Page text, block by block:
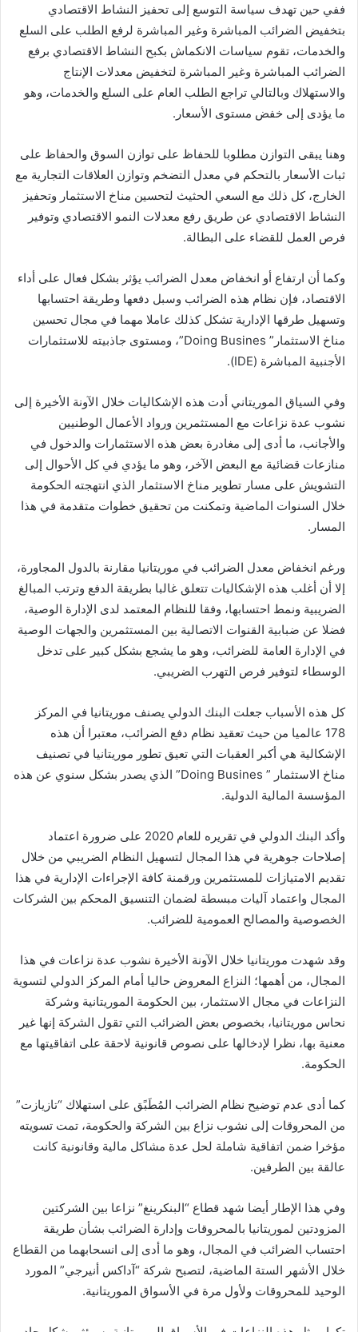
ففي حين تهدف سياسة التوسع إلى تحفيز النشاط الاقتصادي
بتخفيض الضرائب المباشرة وغير المباشرة لرفع الطلب على السلع
والخدمات، تقوم سياسات الانكماش بكبح النشاط الاقتصادي برفع
الضرائب المباشرة وغير المباشرة لتخفيض معدلات الإنتاج
والاستهلاك وبالتالي تراجع الطلب العام على السلع والخدمات، وهو
ما يؤدى إلى خفض مستوى الأسعار.
وهنا يبقى التوازن مطلوبا للحفاظ على توازن السوق والحفاظ على
ثبات الأسعار بالتحكم في معدل التضخم وتوازن العلاقات التجارية مع
الخارج، كل ذلك مع السعي الحثيث لتحسين مناخ الاستثمار وتحفيز
النشاط الاقتصادي عن طريق رفع معدلات النمو الاقتصادي وتوفير
فرص العمل للقضاء على البطالة.
وكما أن ارتفاع أو انخفاض معدل الضرائب يؤثر بشكل فعال على أداء
الاقتصاد، فإن نظام هذه الضرائب وسبل دفعها وطريقة احتسابها
وتسهيل طرقها الإدارية تشكل كذلك عاملا مهما في مجال تحسين
مناخ الاستثمار” Doing Busines”، ومستوى جاذبيته للاستثمارات
الأجنبية المباشرة (IDE).
وفي السياق الموريتاني أدت هذه الإشكاليات خلال الآونة الأخيرة إلى
نشوب عدة نزاعات مع المستثمرين ورواد الأعمال الوطنيين
والأجانب، ما أدى إلى مغادرة بعض هذه الاستثمارات والدخول في
منازعات قضائية مع البعض الآخر، وهو ما يؤدي في كل الأحوال إلى
التشويش على مسار تطوير مناخ الاستثمار الذي انتهجته الحكومة
خلال السنوات الماضية وتمكنت من تحقيق خطوات متقدمة في هذا
المسار.
ورغم انخفاض معدل الضرائب في موريتانيا مقارنة بالدول المجاورة،
إلا أن أغلب هذه الإشكاليات تتعلق غالبا بطريقة الدفع وترتب المبالغ
الضريبية ونمط احتسابها، وفقا للنظام المعتمد لدى الإدارة الوصية،
فضلا عن ضبابية القنوات الاتصالية بين المستثمرين والجهات الوصية
في الإدارة العامة للضرائب، وهو ما يشجع بشكل كبير على تدخل
الوسطاء لتوفير فرص التهرب الضريبي.
كل هذه الأسباب جعلت البنك الدولي يصنف موريتانيا في المركز
178 عالميا من حيث تعقيد نظام دفع الضرائب، معتبرا أن هذه
الإشكالية هي أكبر العقبات التي تعيق تطور موريتانيا في تصنيف
مناخ الاستثمار ” Doing Busines” الذي يصدر بشكل سنوي عن هذه
المؤسسة المالية الدولية.
وأكد البنك الدولي في تقريره للعام 2020 على ضرورة اعتماد
إصلاحات جوهرية في هذا المجال لتسهيل النظام الضريبي من خلال
تقديم الامتيازات للمستثمرين ورقمنة كافة الإجراءات الإدارية في هذا
المجال واعتماد آليات مبسطة لضمان التنسيق المحكم بين الشركات
الخصوصية والمصالح العمومية للضرائب.
وقد شهدت موريتانيا خلال الآونة الأخيرة نشوب عدة نزاعات في هذا
المجال، من أهمها؛ النزاع المعروض حاليا أمام المركز الدولي لتسوية
النزاعات في مجال الاستثمار، بين الحكومة الموريتانية وشركة
نحاس موريتانيا، بخصوص بعض الضرائب التي تقول الشركة إنها غير
معنية بها، نظرا لإدخالها على نصوص قانونية لاحقة على اتفاقيتها مع
الحكومة.
كما أدى عدم توضيح نظام الضرائب المُطَبًق على استهلاك “تازيازت”
من المحروقات إلى نشوب نزاع بين الشركة والحكومة، تمت تسويته
مؤخرا ضمن اتفاقية شاملة لحل عدة مشاكل مالية وقانونية كانت
عالقة بين الطرفين.
وفي هذا الإطار أيضا شهد قطاع “البنكرينغ” نزاعا بين الشركتين
المزودتين لموريتانيا بالمحروقات وإدارة الضرائب بشأن طريقة
احتساب الضرائب في المجال، وهو ما أدى إلى انسحابهما من القطاع
خلال الأشهر الستة الماضية، لتصبح شركة “آداكس أنيرجي” المورد
الوحيد للمحروقات ولأول مرة في الأسواق الموريتانية.